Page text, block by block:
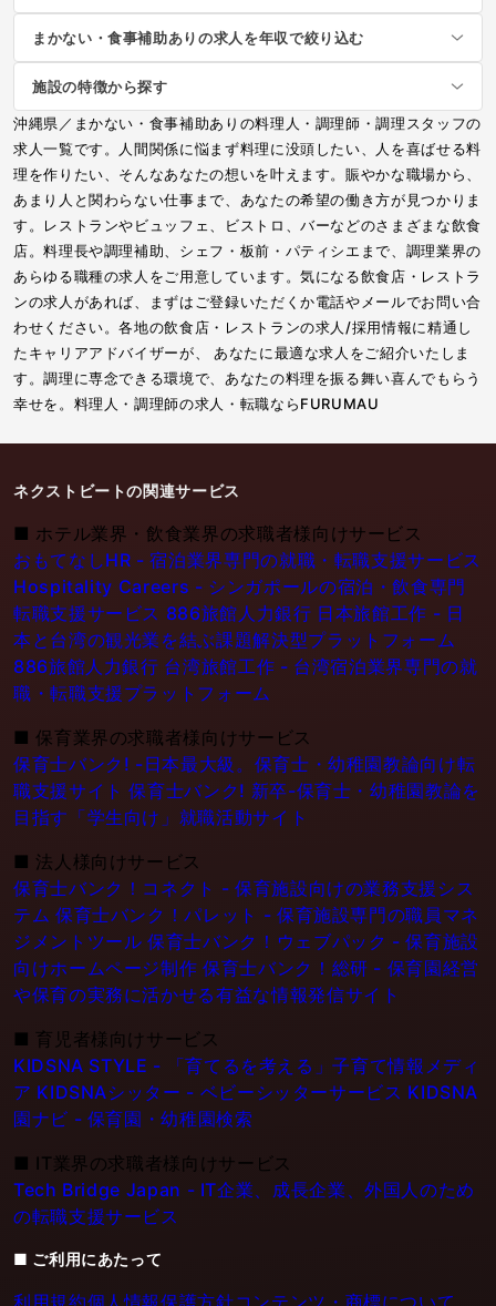
まかない・食事補助ありの求人を年収で絞り込む
施設の特徴から探す
沖縄県／まかない・食事補助ありの料理人・調理師・調理スタッフの
求人一覧です。人間関係に悩まず料理に没頭したい、人を喜ばせる料
理を作りたい、そんなあなたの想いを叶えます。賑やかな職場から、
あまり人と関わらない仕事まで、あなたの希望の働き方が見つかりま
す。レストランやビュッフェ、ビストロ、バーなどのさまざまな飲食
店。料理長や調理補助、シェフ・板前・パティシエまで、調理業界の
あらゆる職種の求人をご用意しています。気になる飲食店・レストラ
ンの求人があれば、まずはご登録いただくか電話やメールでお問い合
わせください。各地の飲食店・レストランの求人/採用情報に精通し
たキャリアアドバイザーが、 あなたに最適な求人をご紹介いたしま
す。調理に専念できる環境で、あなたの料理を振る舞い喜んでもらう
幸せを。料理人・調理師の求人・転職ならFURUMAU
ネクストビートの関連サービス
■ ホテル業界・飲食業界の求職者様向けサービス
おもてなしHR - 宿泊業界専門の就職・転職支援サービス
Hospitality Careers - シンガポールの宿泊・飲食専門
転職支援サービス 886旅館人力銀行 日本旅館工作 - 日
本と台湾の観光業を結ぶ課題解決型プラットフォーム
886旅館人力銀行 台湾旅館工作 - 台湾宿泊業界専門の就
職・転職支援プラットフォーム
■ 保育業界の求職者様向けサービス
保育士バンク! -日本最大級。保育士・幼稚園教論向け転
職支援サイト 保育士バンク! 新卒-保育士・幼稚園教論を
目指す「学生向け」就職活動サイト
■ 法人様向けサービス
保育士バンク！コネクト - 保育施設向けの業務支援シス
テム 保育士バンク！パレット - 保育施設専門の職員マネ
ジメントツール 保育士バンク！ウェブパック - 保育施設
向けホームページ制作 保育士バンク！総研 - 保育園経営
や保育の実務に活かせる有益な情報発信サイト
■ 育児者様向けサービス
KIDSNA STYLE - 「育てるを考える」子育て情報メディ
ア KIDSNAシッター - ベビーシッターサービス KIDSNA
園ナビ - 保育園・幼稚園検索
■ IT業界の求職者様向けサービス
Tech Bridge Japan - IT企業、成長企業、外国人のため
の転職支援サービス
■ ご利用にあたって